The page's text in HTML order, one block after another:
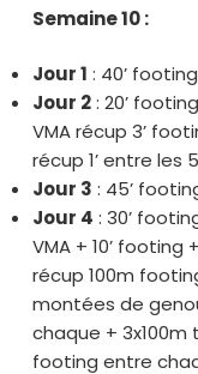
Semaine 10 :
Jour 1 : 40’ footing
Jour 2: 20’
VMA récup 3’
récup 1’ entre les
Jour 3 : 45’
Jour 4 : 30’
VMA + 10’
récup 100m
montées de
chaque + 3x100m
footing entre